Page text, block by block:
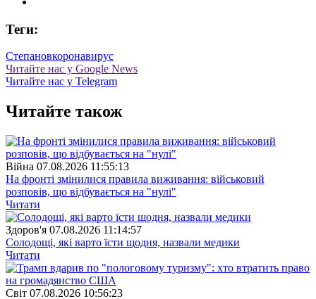
Теги:
Степановкоронавирус
Читайте нас у Google News
Читайте нас у Telegram
Читайте також
Війна 07.08.2026 11:55:13
На фронті змінилися правила виживання: військовий
розповів, що відбувається на "нулі"
Читати
Здоров'я 07.08.2026 11:14:57
Солодощі, які варто їсти щодня, назвали медики
Читати
Свiт 07.08.2026 10:56:23